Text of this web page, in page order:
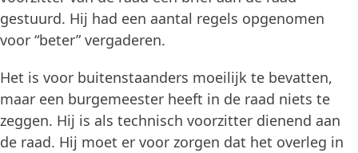
gestuurd. Hij had een aantal regels opgenomen
voor “beter” vergaderen.
Het is voor buitenstaanders moeilijk te bevatten,
maar een burgemeester heeft in de raad niets te
zeggen. Hij is als technisch voorzitter dienend aan
de raad. Hij moet er voor zorgen dat het overleg in